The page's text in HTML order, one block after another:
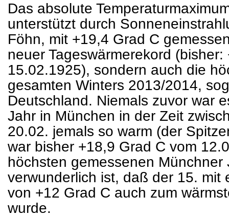
Das absolute
unterstützt durch
Föhn, mit +19,4 Grad C
neuer Tageswärmerekord
15.02.1925), sondern auch die
gesamten Winters 2013/2014,
Deutschland. Niemals zuvor war
Jahr in München in der Zeit
20.02. jemals so warm (der
war bisher +18,9 Grad C vom
höchsten gemessenen
verwunderlich ist, daß der 15. mit
von +12 Grad C auch zum
wurde.